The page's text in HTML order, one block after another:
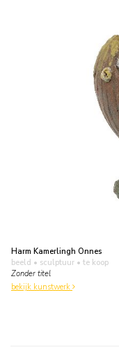
Harm Kamerlingh Onnes
beeld • sculptuur • te koop
Zonder titel
bekijk kunstwerk